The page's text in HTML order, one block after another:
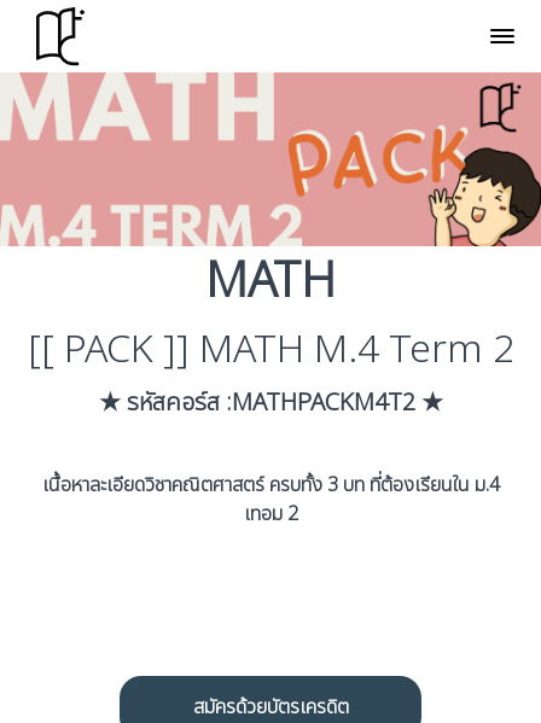
MATH
[[ PACK ]] MATH M.4 Term 2
★ รหัสคอร์ส :MATHPACKM4T2 ★
เนื้อหาละเอียดวิชาคณิตศาสตร์ ครบทั้ง 3 บท ที่ต้องเรียนใน ม.4
เทอม 2
สมัครด้วยบัตรเครดิต